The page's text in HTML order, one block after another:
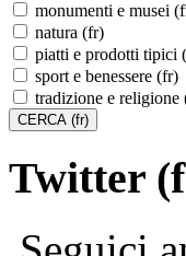
monumenti e musei
natura (fr)
piatti e prodotti tipici
sport e benessere (fr)
tradizione e religione
Twitter